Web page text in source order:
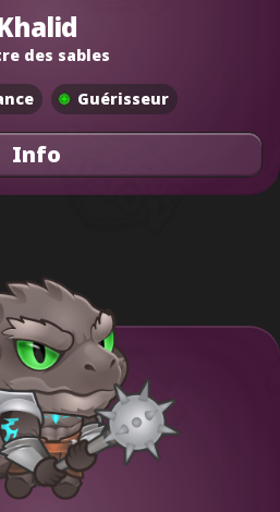
des sables
Guérisseur
Info